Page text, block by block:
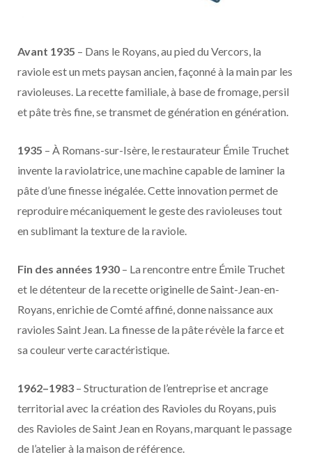
Avant 1935 – Dans le Royans, au pied du Vercors, la
raviole est un mets paysan ancien, façonné à la main par les
ravioleuses. La recette familiale, à base de fromage, persil
et pâte très fine, se transmet de génération en génération.
1935 – À Romans-sur-Isère, le restaurateur Émile Truchet
invente la raviolatrice, une machine capable de laminer la
pâte d’une finesse inégalée. Cette innovation permet de
reproduire mécaniquement le geste des ravioleuses tout
en sublimant la texture de la raviole.
Fin des années 1930 – La rencontre entre Émile Truchet
et le détenteur de la recette originelle de Saint-Jean-en-
Royans, enrichie de Comté affiné, donne naissance aux
ravioles Saint Jean. La finesse de la pâte révèle la farce et
sa couleur verte caractéristique.
1962–1983 – Structuration de l’entreprise et ancrage
territorial avec la création des Ravioles du Royans, puis
des Ravioles de Saint Jean en Royans, marquant le passage
de l’atelier à la maison de référence.